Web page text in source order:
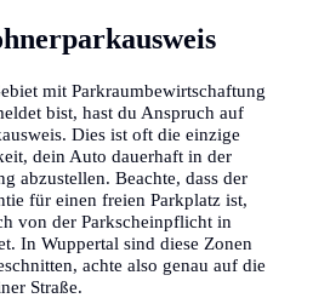
mit Parkraumbewirtschaftung
bist, hast du Anspruch auf
Dies ist oft die einzige
dein Auto dauerhaft in der
abzustellen. Beachte, dass der
für einen freien Parkplatz ist,
von der Parkscheinpflicht in
In Wuppertal sind diese Zonen
achte also genau auf die
Straße.